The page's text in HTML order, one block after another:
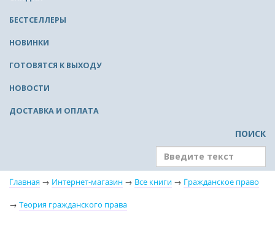
БЕСТСЕЛЛЕРЫ
НОВИНКИ
ГОТОВЯТСЯ К ВЫХОДУ
НОВОСТИ
ДОСТАВКА И ОПЛАТА
ПОИСК
Главная → Интернет-магазин → Все книги → Гражданское право
→ Теория гражданского права